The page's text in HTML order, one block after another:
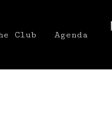
Club Agenda